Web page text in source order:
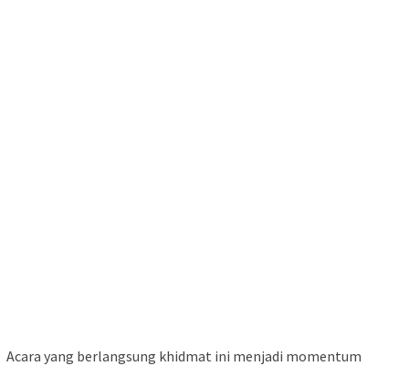
Acara yang berlangsung khidmat ini menjadi momentum